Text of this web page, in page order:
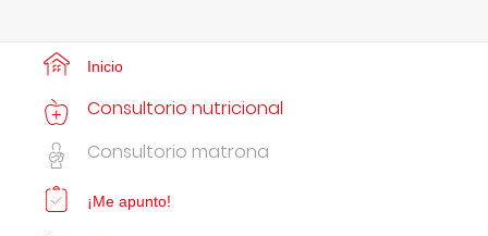
Inicio
Consultorio nutricional
Consultorio matrona
¡Me apunto!